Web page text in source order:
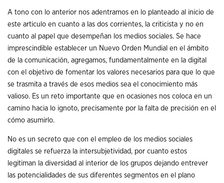
A tono con lo anterior nos adentramos en lo planteado al inicio de
este articulo en cuanto a las dos corrientes, la criticista y no en
cuanto al papel que desempeñan los medios sociales. Se hace
imprescindible establecer un Nuevo Orden Mundial en el ámbito
de la comunicación, agregamos, fundamentalmente en la digital
con el objetivo de fomentar los valores necesarios para que lo que
se trasmita a través de esos medios sea el conocimiento más
valioso. Es un reto importante que en ocasiones nos coloca en un
camino hacia lo ignoto, precisamente por la falta de precisión en el
cómo asumirlo.
No es un secreto que con el empleo de los medios sociales
digitales se refuerza la intersubjetividad, por cuanto estos
legitiman la diversidad al interior de los grupos dejando entrever
las potencialidades de sus diferentes segmentos en el plano